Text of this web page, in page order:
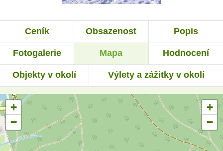
Ceník Obsazenost Popis
Fotogalerie Mapa Hodnocení
Objekty v okolí Výlety a zážitky v okolí
+
−
+
−